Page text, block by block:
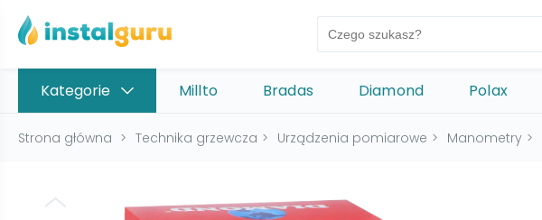
Kategorie Millto Bradas Diamond Polax
Strona główna > Technika grzewcza > Urządzenia pomiarowe > Manometry >